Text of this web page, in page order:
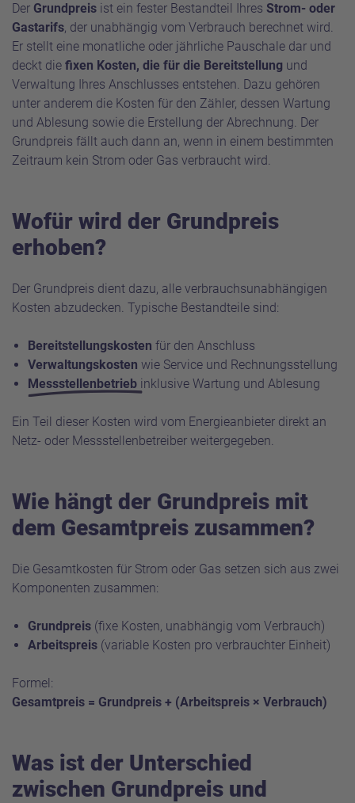
Der Grundpreis ist ein fester Bestandteil Ihres Strom- oder
Gastarifs, der unabhängig vom Verbrauch berechnet wird.
Er stellt eine monatliche oder jährliche Pauschale dar und
deckt die fixen Kosten, die für die Bereitstellung und
Verwaltung Ihres Anschlusses entstehen. Dazu gehören
unter anderem die Kosten für den Zähler, dessen Wartung
und Ablesung sowie die Erstellung der Abrechnung. Der
Grundpreis fällt auch dann an, wenn in einem bestimmten
Zeitraum kein Strom oder Gas verbraucht wird.
Wofür wird der Grundpreis
erhoben?
Der Grundpreis dient dazu, alle verbrauchsunabhängigen
Kosten abzudecken. Typische Bestandteile sind:
Bereitstellungskosten für den Anschluss
Verwaltungskosten wie Service und Rechnungsstellung
Messstellenbetrieb inklusive Wartung und Ablesung
Ein Teil dieser Kosten wird vom Energieanbieter direkt an
Netz- oder Messstellenbetreiber weitergegeben.
Wie hängt der Grundpreis mit
dem Gesamtpreis zusammen?
Die Gesamtkosten für Strom oder Gas setzen sich aus zwei
Komponenten zusammen:
Grundpreis (fixe Kosten, unabhängig vom Verbrauch)
Arbeitspreis (variable Kosten pro verbrauchter Einheit)
Formel:
Gesamtpreis = Grundpreis + (Arbeitspreis × Verbrauch)
Was ist der Unterschied
zwischen Grundpreis und